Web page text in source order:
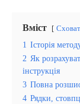
Вміст
1 Історія
2 Як
інструкція
3 Повна
4 Рядки,